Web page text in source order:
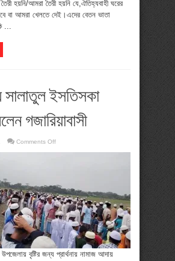
হয়নি/আমরা তৈরী হয়নি যে,ঐতিহ্যবাহী ঘরের
বা আমরা খেলতে দেই।এদের বেতন ভাতা
...
সালাতুল ইসতিসকা
গজারিয়াবাসী
Comments Offon
করলেন
গজারিয়াবাসী
উপজেলায় বৃষ্টির জন্য প্রার্থনায় নামাজ আদায়